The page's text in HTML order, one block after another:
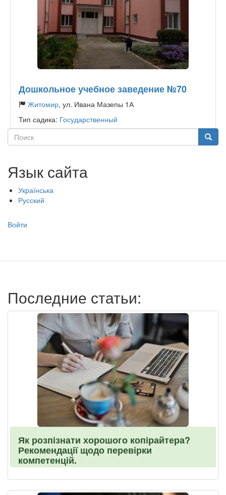
Дошкольное учебное заведение №70
Житомир, ул. Ивана Мазепы 1А
Тип садика: Государственный
Поиск
Поиск
Язык сайта
Українська
Русский
Меню
записи
Войти
Последние статьи:
Як розпізнати хорошого копірайтера?
Рекомендації щодо перевірки
компетенцій.